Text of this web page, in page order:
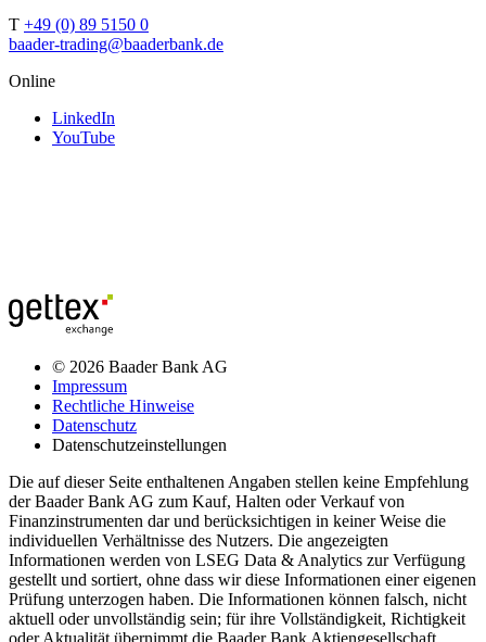
T +49 (0) 89 5150 0
baader-trading@baaderbank.de
Online
LinkedIn
YouTube
© 2026 Baader Bank AG
Impressum
Rechtliche Hinweise
Datenschutz
Datenschutzeinstellungen
Die auf dieser Seite enthaltenen Angaben stellen keine Empfehlung
der Baader Bank AG zum Kauf, Halten oder Verkauf von
Finanzinstrumenten dar und berücksichtigen in keiner Weise die
individuellen Verhältnisse des Nutzers. Die angezeigten
Informationen werden von LSEG Data & Analytics zur Verfügung
gestellt und sortiert, ohne dass wir diese Informationen einer eigenen
Prüfung unterzogen haben. Die Informationen können falsch, nicht
aktuell oder unvollständig sein; für ihre Vollständigkeit, Richtigkeit